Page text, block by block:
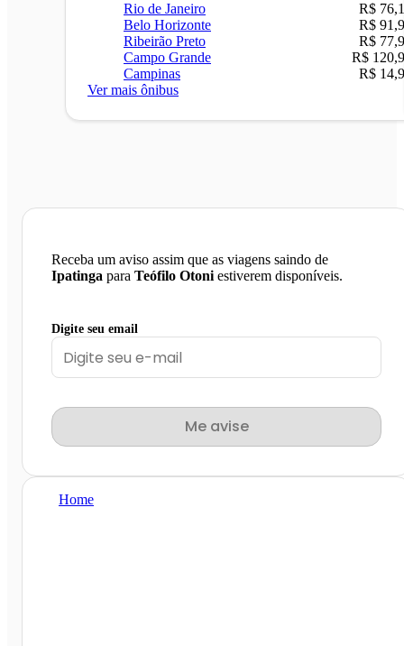
Rio de Janeiro
R$
Belo Horizonte
R$
Ribeirão Preto
R$
Campo Grande
R$
Campinas
R$
Ver mais ônibus
Receba um aviso assim que as viagens saindo de
Ipatinga para Teófilo Otoniestiverem disponíveis.
Digite seu email
Me avise
Home